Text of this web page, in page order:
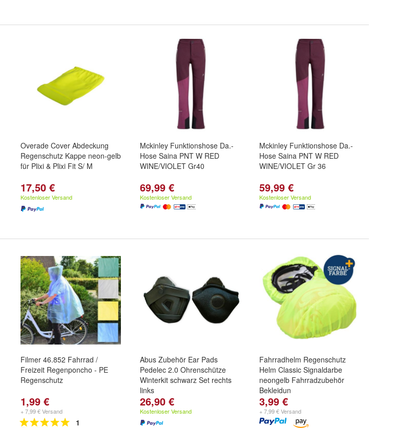
Overade Cover Abdeckung
Regenschutz Kappe neon-gelb
für Plixi & Plixi Fit S/ M
17,50 €
Kostenloser Versand
Mckinley Funktionshose Da.-
Hose Saina PNT W RED
WINE/VIOLET Gr40
69,99 €
Kostenloser Versand
Mckinley Funktionshose Da.-
Hose Saina PNT W RED
WINE/VIOLET Gr 36
59,99 €
Kostenloser Versand
Filmer 46.852 Fahrrad /
Freizeit Regenponcho - PE
Regenschutz
1,99 €
+ 7,99 € Versand
1
Abus Zubehör Ear Pads
Pedelec 2.0 Ohrenschütze
Winterkit schwarz Set rechts
links
26,90 €
Kostenloser Versand
Fahrradhelm Regenschutz
Helm Classic Signaldarbe
neongelb Fahrradzubehör
Bekleidun
3,99 €
+ 7,99 € Versand